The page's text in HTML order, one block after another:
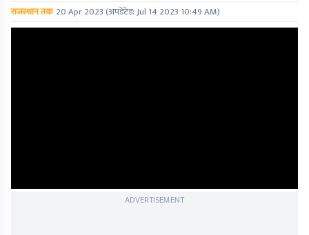
राजस्थान तक 20 Apr 2023(अपडेटेड:Jul 14 2023 10:49 AM)
ADVERTISEMENT